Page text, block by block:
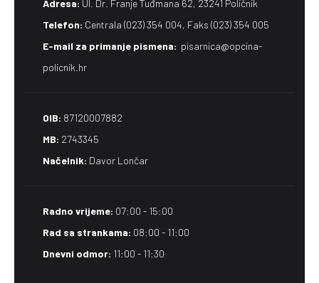
Adresa: Ul. Dr. Franje Tuđmana 62, 23241 Poličnik
Telefon: Centrala (023) 354 004, Faks (023) 354 005
E-mail za primanje pismena​: pisarnica@opcina-
policnik.hr
OIB: 87120007882
MB: 2743345
Načelnik: Davor Lončar
Radno vrijeme: 07:00 - 15:00
Rad sa strankama: 08:00 - 11:00
Dnevni odmor: 11:00 - 11:30